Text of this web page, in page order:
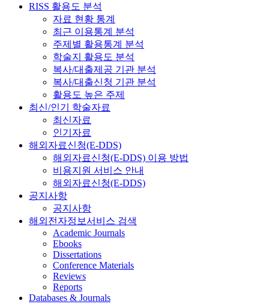
RISS 활용도 분석
자료 현황 통계
최근 이용통계 분석
주제별 활용통계 분석
학술지 활용도 분석
복사/대출제공 기관 분석
복사/대출신청 기관 분석
활용도 높은 주제
최신/인기 학술자료
최신자료
인기자료
해외자료신청(E-DDS)
해외자료신청(E-DDS) 이용 방법
비용지원 서비스 안내
해외자료신청(E-DDS)
공지사항
공지사항
해외전자정보서비스 검색
Academic Journals
Ebooks
Dissertations
Conference Materials
Reviews
Reports
Databases & Journals